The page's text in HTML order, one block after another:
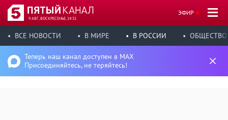
9 АВГ, ВОСКРЕСЕНЬЕ, 14:31
ЭФИР
ВСЕ НОВОСТИ В МИРЕ В РОССИИ ОБЩЕСТВО
Теперь наш канал доступен в MAX
Присоединяйтесь, не теряйтесь!